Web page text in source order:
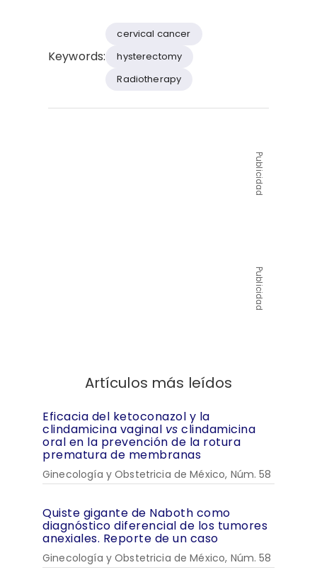
Keywords:
cervical cancer
hysterectomy
Radiotherapy
Publicidad
Publicidad
Artículos más leídos
Eficacia del ketoconazol y la
clindamicina vaginal vs clindamicina
oral en la prevención de la rotura
prematura de membranas
Ginecología y Obstetricia de México, Núm. 58
Quiste gigante de Naboth como
diagnóstico diferencial de los tumores
anexiales. Reporte de un caso
Ginecología y Obstetricia de México, Núm. 58